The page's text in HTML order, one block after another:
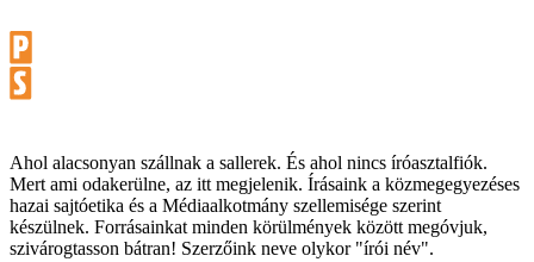
Ahol alacsonyan szállnak a sallerek. És ahol nincs íróasztalfiók.
Mert ami odakerülne, az itt megjelenik. Írásaink a közmegegyezéses
hazai sajtóetika és a Médiaalkotmány szellemisége szerint
készülnek. Forrásainkat minden körülmények között megóvjuk,
szivárogtasson bátran! Szerzőink neve olykor "írói név".